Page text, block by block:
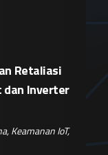
Retaliasi
dan Inverter
,Keamanan IoT,